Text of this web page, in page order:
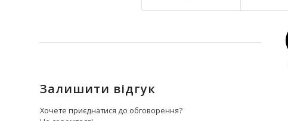
Залишити відгук
Хочете приєднатися до обговорення?